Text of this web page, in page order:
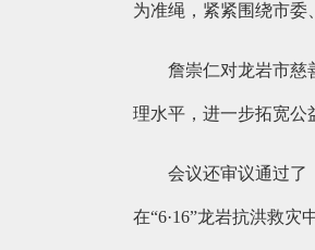
为准绳，紧紧围绕市委
詹崇仁对龙岩市慈
理水平，进一步拓宽公
会议还审议通过了
在“6·16”龙岩抗洪救